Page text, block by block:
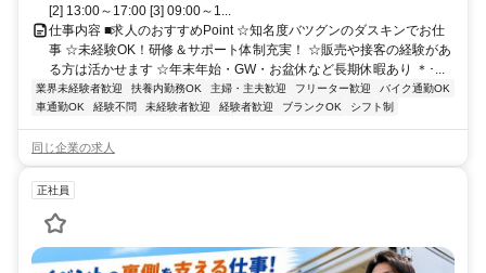
[2] 13:00～17:00 [3] 09:00～1...
仕事内容 ■求人のおすすめPoint ☆知名度バツグンのダスキンでお仕
事 ☆未経験OK！研修＆サポート体制充実！ ☆販売や接客の経験があ
る方は活かせます ☆年末年始・GW・お盆休など長期休暇あり ＊･...
業界未経験者歓迎 扶養内勤務OK 主婦・主夫歓迎 フリーター歓迎
バイク通勤OK
車通勤OK
経験不問 未経験者歓迎 経験者歓迎 ブランクOK シフト制
同じ企業の求人
正社員